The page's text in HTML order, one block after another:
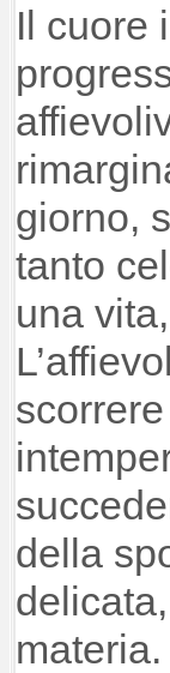
Il cuore
giorno,
tanto
una
della
materia.